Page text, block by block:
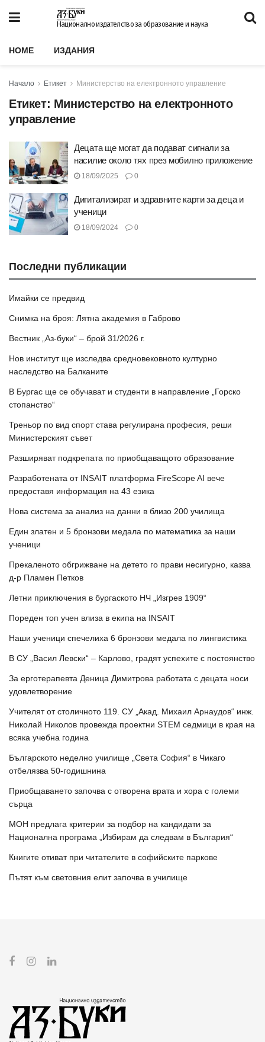
Национално издателство за образование и наука
HOME ИЗДАНИЯ
Начало Етикет Министерство на електронното управление
Етикет: Министерство на електронното
управление
Децата ще могат да подават сигнали за
насилие около тях през мобилно приложение
18/09/2025 0
Дигитализират и здравните карти за деца и
ученици
18/09/2024 0
Последни публикации
Имайки се предвид
Снимка на броя: Лятна академия в Габрово
Вестник „Аз-буки“ – брой 31/2026 г.
Нов институт ще изследва средновековното културно
наследство на Балканите
В Бургас ще се обучават и студенти в направление „Горско
стопанство“
Треньор по вид спорт става регулирана професия, реши
Министерският съвет
Разширяват подкрепата по приобщаващото образование
Разработената от INSAIT платформа FireScope AI вече
предоставя информация на 43 езика
Нова система за анализ на данни в близо 200 училища
Един златен и 5 бронзови медала по математика за наши
ученици
Прекаленото обгрижване на детето го прави несигурно, казва
д-р Пламен Петков
Летни приключения в бургаското НЧ „Изгрев 1909“
Пореден топ учен влиза в екипа на INSAIT
Наши ученици спечелиха 6 бронзови медала по лингвистика
В СУ „Васил Левски“ – Карлово, градят успехите с постоянство
За ерготерапевта Деница Димитрова работата с децата носи
удовлетворение
Учителят от столичното 119. СУ „Акад. Михаил Арнаудов“ инж.
Николай Николов провежда проектни STEM седмици в края на
всяка учебна година
Българското неделно училище „Света София“ в Чикаго
отбелязва 50-годишнина
Приобщаването започва с отворена врата и хора с големи
сърца
МОН предлага критерии за подбор на кандидати за
Национална програма „Избирам да следвам в България“
Книгите отиват при читателите в софийските паркове
Пътят към световния елит започва в училище